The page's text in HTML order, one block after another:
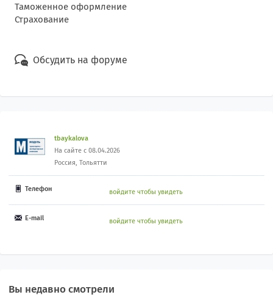
Таможенное оформление
Страхование
Обсудить на форуме
tbaykalova
На сайте с 08.04.2026
Россия, Тольятти
Телефон войдите чтобы увидеть
E-mail войдите чтобы увидеть
Вы недавно смотрели